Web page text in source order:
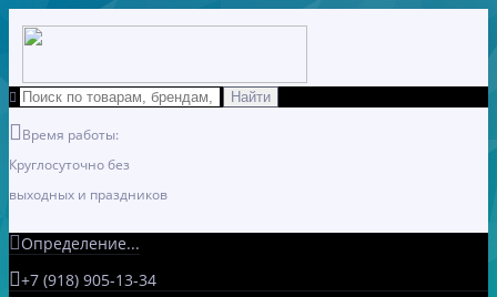
Время работы:
Круглосуточно без
выходных и праздников
Определение...
+7 (918) 905-13-34